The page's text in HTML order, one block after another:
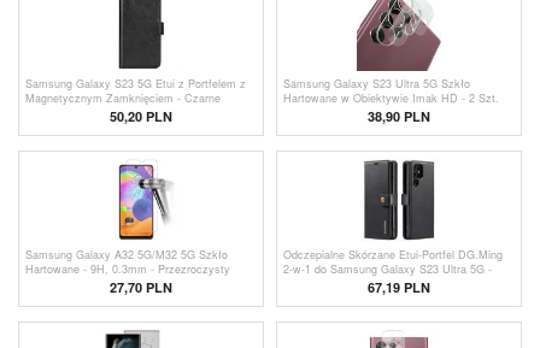
Samsung Galaxy S23 5G Etui z Portfelem z
Magnetycznym Zamknięciem - Czarne
50,20 PLN
Samsung Galaxy S23 Ultra 5G Szkło
Hartowane w Obiektywie Imak HD - 2 Szt.
38,90 PLN
Samsung Galaxy A32 5G/M32 5G Szkło
Hartowane - 9H, 0.3mm - Przezroczysty
27,70 PLN
Odczepialne Skórzane Etui-Portfel DG.Ming
2-w-1 do Samsung Galaxy S23 Ultra 5G -
67,19 PLN